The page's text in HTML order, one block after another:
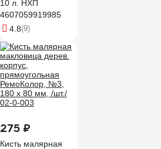
10 л. НХП
4607059919985
4.8(9)
275 ₽
Кисть малярная